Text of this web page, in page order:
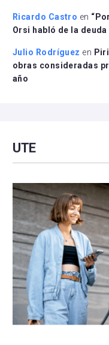
Ricardo Castro en
Orsi habló de la
Julio Rodríguez en
obras consideradas
año
UTE